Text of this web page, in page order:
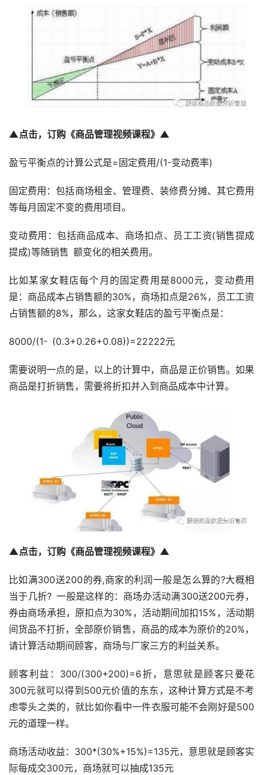
▲点击，订购《商品管理视频课程》▲
盈亏平衡点的计算公式是=固定费用/(1-变动费率)
固定费用：包括商场租金、管理费、装修费分摊、其它费用
等每月固定不变的费用项目。
变动费用：包括商品成本、商场扣点、员工工资(销售提成
提成)等随销售 额变化的相关费用。
比如某家女鞋店每个月的固定费用是8000元，变动费用
是：商品成本占销售额的30%，商场扣点是26%，员工工资
占销售额的8%，那么，这家女鞋店的盈亏平衡点是：
8000/(1- (0.3+0.26+0.08))=22222元
需要说明一点的是，以上的计算中，商品是正价销售。如果
商品是打折销售，需要将折扣并入到商品成本中计算。
▲点击，订购《商品管理视频课程》▲
比如满300送200的券,商家的利润一般是怎么算的?大概相
当于几折? 一般是这样的：商场办活动满300送200元券，
券由商场承担，原扣点为30%，活动期间加扣15%，活动期
间货品不打折，全部原价销售，商品的成本为原价的20%，
请计算活动期间顾客，商场与厂家三方的利益关系。
顾客利益：300/(300+200)=6折，意思就是顾客只要花
300元就可以得到500元价值的东东，这种计算方式是不考
虑零头之类的，就比如你看中一件衣服可能不会刚好是500
元的道理一样。
商场活动收益：300*(30%+15%)=135元，意思就是顾客实
际每成交300元，商场就可以抽成135元